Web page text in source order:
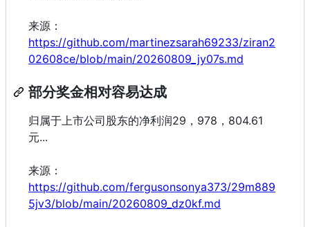
来源：
https://github.com/martinezsarah69233/ziran2
02608ce/blob/main/20260809_jy07s.md
部分奖金相对容易达成
归属于上市公司股东的净利润29，978，804.61
元...
来源：
https://github.com/fergusonsonya373/29m889
5jv3/blob/main/20260809_dz0kf.md